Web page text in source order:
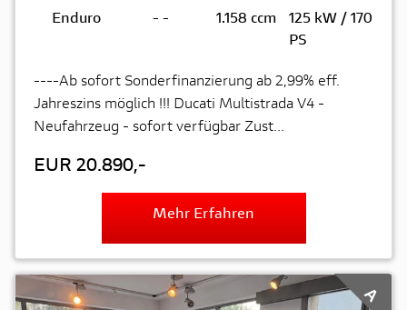
Enduro - - 1.158 ccm
125 kW / 170
PS
----Ab sofort Sonderfinanzierung ab 2,99% eff.
Jahreszins möglich !!! Ducati Multistrada V4 -
Neufahrzeug - sofort verfügbar Zust...
EUR 20.890,-
Mehr Erfahren
A